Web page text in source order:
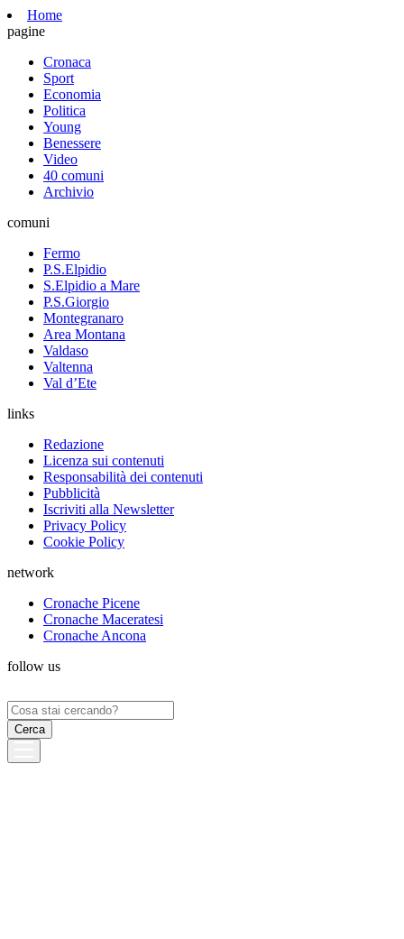
Home
pagine
Cronaca
Sport
Economia
Politica
Young
Benessere
Video
40 comuni
Archivio
comuni
Fermo
P.S.Elpidio
S.Elpidio a Mare
P.S.Giorgio
Montegranaro
Area Montana
Valdaso
Valtenna
Val d’Ete
links
Redazione
Licenza sui contenuti
Responsabilità dei contenuti
Pubblicità
Iscriviti alla Newsletter
Privacy Policy
Cookie Policy
network
Cronache Picene
Cronache Maceratesi
Cronache Ancona
follow us
Ricerca
per: